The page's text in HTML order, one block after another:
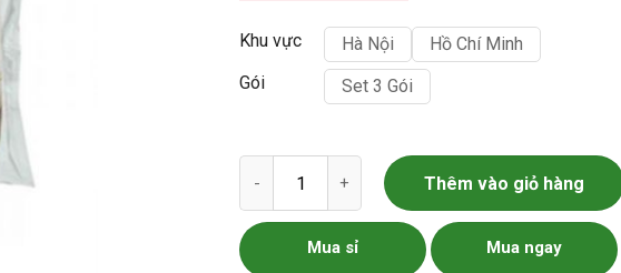
Khu vực Hà Nội
Hồ Chí Minh
Gói
Set 3 Gói
Rong Biển Ăn Liền Dầu Oliu Starfood số lượng
Thêm vào giỏ hàng
Mua sỉ Mua ngay